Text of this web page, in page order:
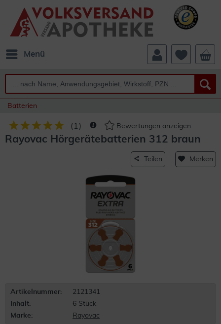
Menü
Batterien
( 1 ) Bewertungen anzeigen
Rayovac Hörgerätebatterien 312 braun
Teilen Merken
Artikelnummer:
2121341
Inhalt:
6 Stück
Marke:
Rayovac